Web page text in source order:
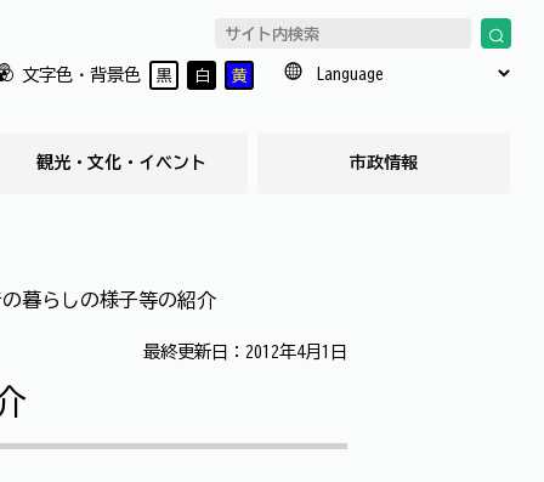
文字色・背景色 黒 白 黄
観光・文化・イベント 市政情報
暮らしの様子等の紹介
最終更新日：2012年4月1日